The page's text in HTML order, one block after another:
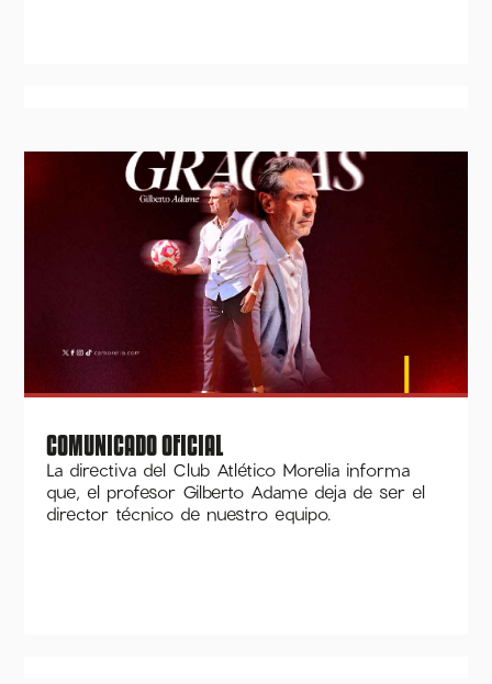
COMUNICADO OFICIAL
La directiva del Club Atlético Morelia informa
que, el profesor Gilberto Adame deja de ser el
director técnico de nuestro equipo.